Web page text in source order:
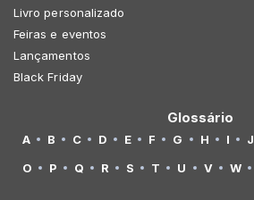
Livro personalizado
Feiras e eventos
Lançamentos
Black Friday
Glossário
A B C D E F G H I J
O
P Q R S T U V W